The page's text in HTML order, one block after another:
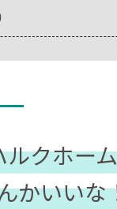
ルクホーム
かいいな